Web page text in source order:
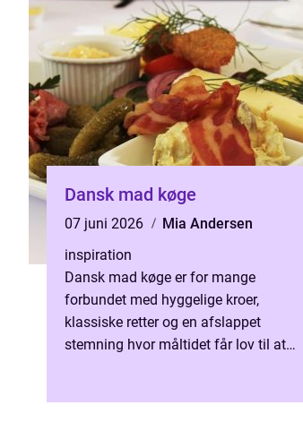
Dansk mad køge
07 juni 2026
Mia Andersen
inspiration
Dansk mad køge er for mange
forbundet med hyggelige kroer,
klassiske retter og en afslappet
stemning hvor måltidet får lov til at